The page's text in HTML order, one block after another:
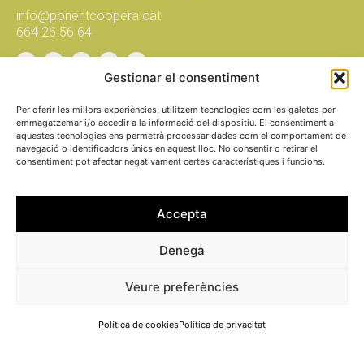
Gestionar el consentiment
Per oferir les millors experiències, utilitzem tecnologies com les galetes per
emmagatzemar i/o accedir a la informació del dispositiu. El consentiment a
aquestes tecnologies ens permetrà processar dades com el comportament de
navegació o identificadors únics en aquest lloc. No consentir o retirar el
consentiment pot afectar negativament certes característiques i funcions.
Accepta
Denega
Veure preferències
Política de cookiesPolítica de privacitat
PROMOU I
FINANÇA
info@ponentcoopera.cat
664 26 56 64
Suma't a la xarxa, subscriu-te al
butlletí!
envia